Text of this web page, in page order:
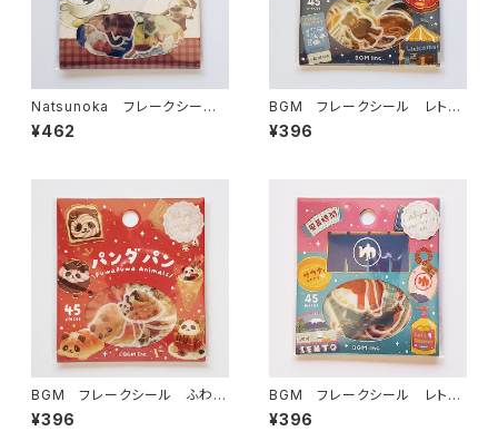
Natsunoka フレークシー
ル 猫喫茶 53-076
¥462
BGM フレークシール レトロ
散策・蚤の市フリーマーケット
¥396
BGM フレークシール ふわふ
わanimals・パンダパン
¥396
BGM フレークシール レトロ
散策・銭湯
¥396